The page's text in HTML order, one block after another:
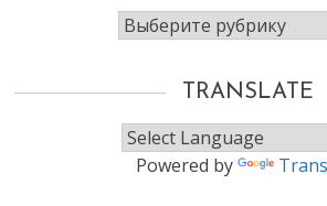
Рубрики
TRANSLATE
Powered by